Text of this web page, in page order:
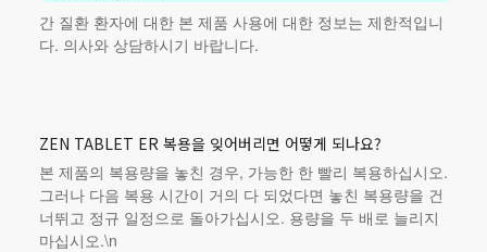
간 질환 환자에 대한 본 제품 사용에 대한 정보는 제한적입니
다. 의사와 상담하시기 바랍니다.
ZEN TABLET ER 복용을 잊어버리면 어떻게 되나요?
본 제품의 복용량을 놓친 경우, 가능한 한 빨리 복용하십시오.
그러나 다음 복용 시간이 거의 다 되었다면 놓친 복용량을 건
너뛰고 정규 일정으로 돌아가십시오. 용량을 두 배로 늘리지
마십시오.\n